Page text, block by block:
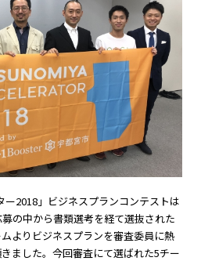
ー2018」ビジネスプランコンテストは
の中から書類選考を経て選抜された
よりビジネスプランを審査委員に熱
ました。今回審査にて選ばれた5チー